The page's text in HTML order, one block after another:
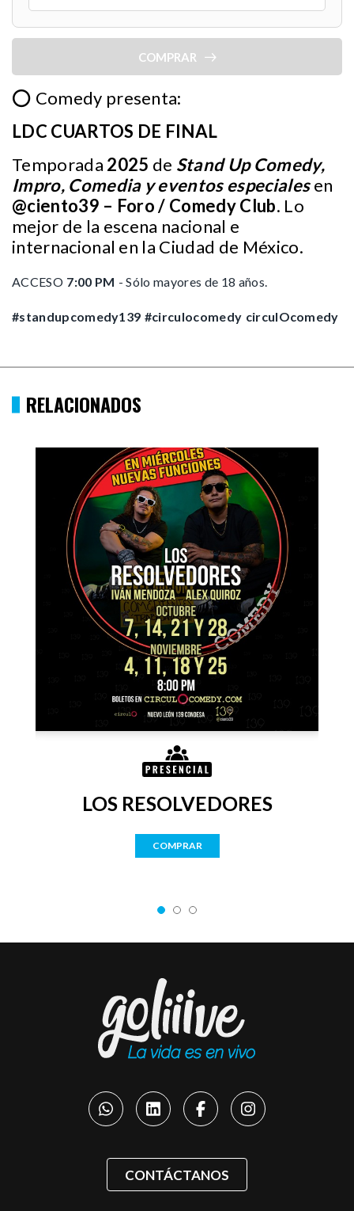
COMPRAR
⭕ Comedy presenta:
LDC CUARTOS DE FINAL
Temporada 2025 de Stand Up Comedy,
Impro, Comedia y eventos especiales en
@ciento39 – Foro / Comedy Club. Lo
mejor de la escena nacional e
internacional en la Ciudad de México.
ACCESO 7:00 PM - Sólo mayores de 18 años.
#standupcomedy139 #circulocomedy circulOcomedy
RELACIONADOS
LOS RESOLVEDORES
COMPRAR
CONTÁCTANOS